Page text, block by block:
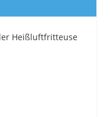
Heißluftfritteuse